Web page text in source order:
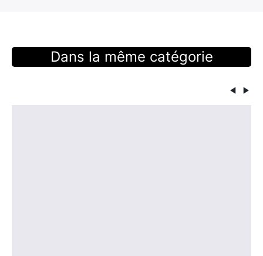
Dans la même catégorie